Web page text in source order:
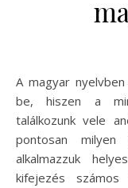
A magyar nyelvben a „nos” szó különleges szerepet tölt
be, hiszen a
találkozunk vele
pontosan
alkalmazzuk
kifejezés számos